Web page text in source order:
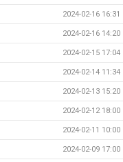
2024-02-16 16:31
2024-02-16 14:20
2024-02-15 17:04
2024-02-14 11:34
2024-02-13 15:20
2024-02-12 18:00
2024-02-11 10:00
2024-02-09 17:00